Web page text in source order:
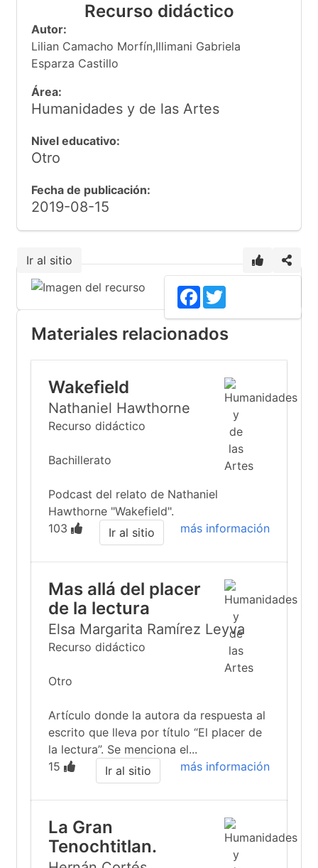
Recurso didáctico
Autor:
Lilian Camacho Morfín,Illimani Gabriela
Esparza Castillo
Área:
Humanidades y de las Artes
Nivel educativo:
Otro
Fecha de publicación:
2019-08-15
Ir al sitio
Facebook
Materiales relacionados
Wakefield
Nathaniel Hawthorne
Recurso didáctico
Bachillerato
Podcast del relato de Nathaniel
Hawthorne "Wakefield".
103
más información
Ir al sitio
Mas allá del placer
de la lectura
Elsa Margarita Ramírez Leyva
Recurso didáctico
Otro
Artículo donde la autora da respuesta al
escrito que lleva por título “El placer de
la lectura”. Se menciona el...
15
más información
Ir al sitio
La Gran
Tenochtitlan.